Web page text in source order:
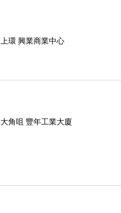
上環 興業商業中心
大角咀 豐年工業大廈